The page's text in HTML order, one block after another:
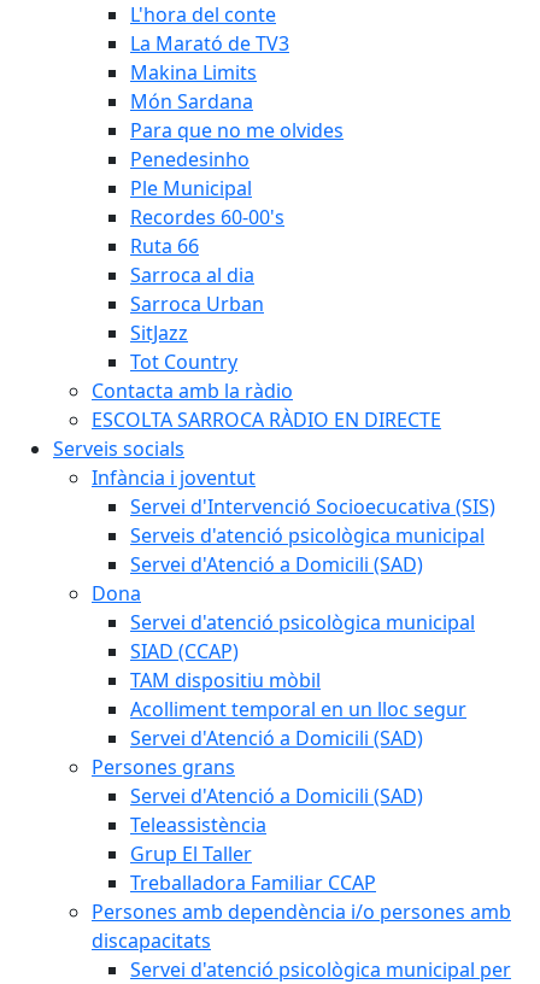
L'hora del conte
La Marató de TV3
Makina Limits
Món Sardana
Para que no me olvides
Penedesinho
Ple Municipal
Recordes 60-00's
Ruta 66
Sarroca al dia
Sarroca Urban
SitJazz
Tot Country
Contacta amb la ràdio
ESCOLTA SARROCA RÀDIO EN DIRECTE
Serveis socials
Infància i joventut
Servei d'Intervenció Socioecucativa (SIS)
Serveis d'atenció psicològica municipal
Servei d'Atenció a Domicili (SAD)
Dona
Servei d'atenció psicològica municipal
SIAD (CCAP)
TAM dispositiu mòbil
Acolliment temporal en un lloc segur
Servei d'Atenció a Domicili (SAD)
Persones grans
Servei d'Atenció a Domicili (SAD)
Teleassistència
Grup El Taller
Treballadora Familiar CCAP
Persones amb dependència i/o persones amb
discapacitats
Servei d'atenció psicològica municipal per